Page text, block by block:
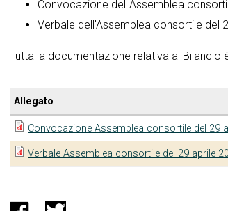
Convocazione dell'Assemblea
Verbale dell'Assemblea consortile del
Tutta la documentazione relativa al Bilancio
Allegato
Convocazione Assemblea consortile del 29
Verbale Assemblea consortile del 29 aprile